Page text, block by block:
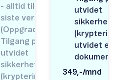
- alltid tilgang til
siste versjon
(Oppgradering*)
Tilgang på
utvidet
sikkerhetspakke
(kryptering,
utvidet
utvidet e-
349,-/mnd